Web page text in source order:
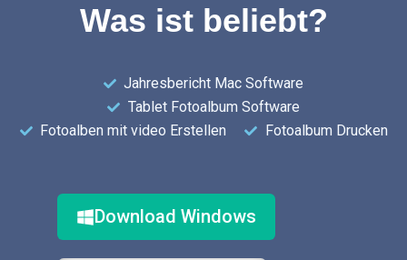
Was ist beliebt?
Jahresbericht Mac Software
Tablet Fotoalbum Software
Fotoalben mit video Erstellen
Fotoalbum Drucken
Download Windows